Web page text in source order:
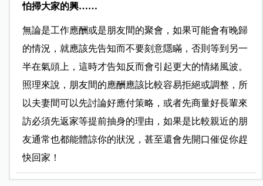
怕掃大家的興……
無論是工作應酬或是朋友間的聚會，如果可能會有晚歸
的情況，就應該先告知而不要刻意隱瞞，否則等到另一
半在氣頭上，這時才告知反而會引起更大的情緒風波。
照理來說，朋友間的應酬應該比較容易拒絕或調整，所
以夫妻間可以先討論好應付策略，或者先商量好長輩來
訪必須先返家等提前抽身的理由，如果是比較親近的朋
友通常也都能體諒你的狀況，甚至還會先開口催促你趕
快回家！